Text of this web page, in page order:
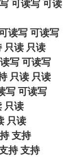
可读写 可读
读写 可读写
只读 只读
写 可读写
只读 只读
写 可读写
只读
只读
支持
持 支持